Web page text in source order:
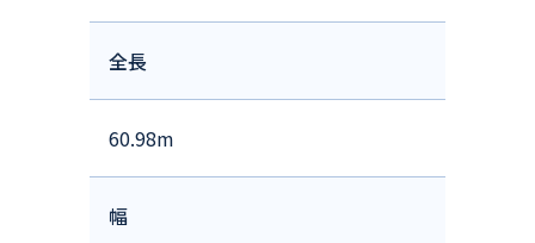
全長
60.98m
幅